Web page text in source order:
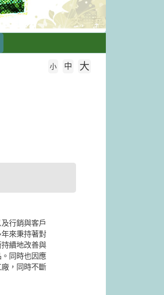
小 中 大
行銷與客戶
來秉持著對
續地改善與
同時也因應
，同時不斷